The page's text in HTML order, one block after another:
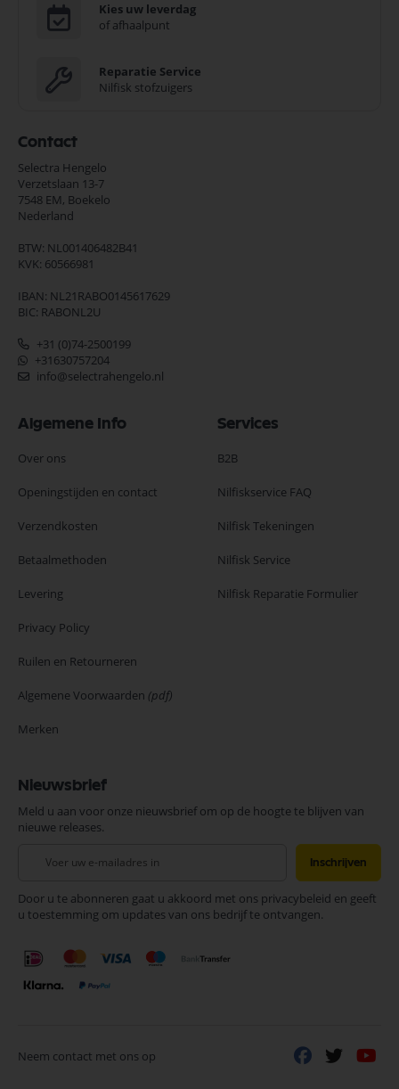
Kies uw leverdag
of afhaalpunt
Reparatie Service
Nilfisk stofzuigers
Contact
Selectra Hengelo
Verzetslaan 13-7
7548 EM, Boekelo
Nederland
BTW: NL001406482B41
KVK: 60566981
IBAN: NL21RABO0145617629
BIC: RABONL2U
+31 (0)74-2500199
+31630757204
info@selectrahengelo.nl
Algemene Info
Over ons
Openingstijden en contact
Verzendkosten
Betaalmethoden
Levering
Privacy Policy
Ruilen en Retourneren
Algemene Voorwaarden (pdf)
Merken
Services
B2B
Nilfiskservice FAQ
Nilfisk Tekeningen
Nilfisk Service
Nilfisk Reparatie Formulier
Nieuwsbrief
Meld u aan voor onze nieuwsbrief om op de hoogte te blijven van
nieuwe releases.
onze
nieuwsbrief
Inschrijven
Door u te abonneren gaat u akkoord met ons privacybeleid en geeft
u toestemming om updates van ons bedrijf te ontvangen.
Neem contact met ons op